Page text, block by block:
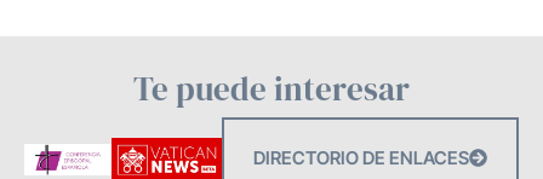
Te puede interesar
DIRECTORIO DE ENLACES